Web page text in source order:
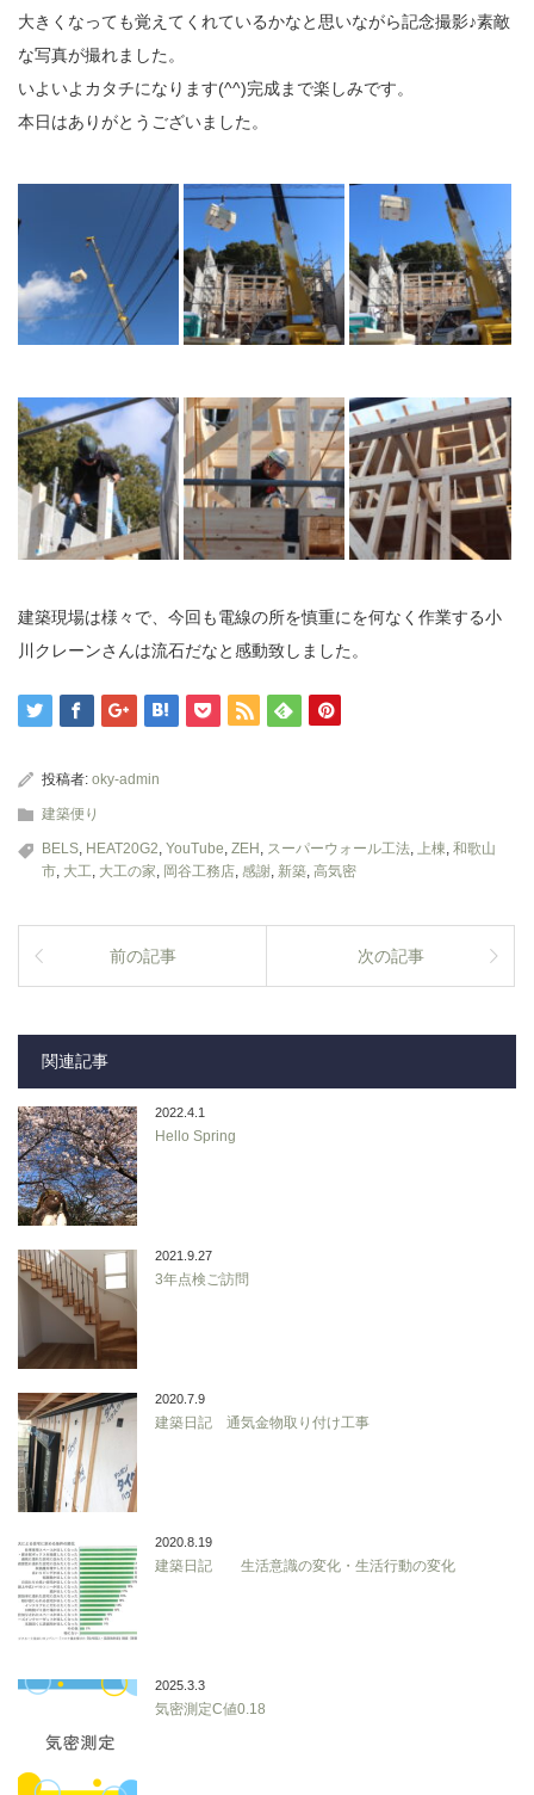
大きくなっても覚えてくれているかなと思いながら記念撮影♪素敵
な写真が撮れました。
いよいよカタチになります(^^)完成まで楽しみです。
本日はありがとうございました。
建築現場は様々で、今回も電線の所を慎重にを何なく作業する小
川クレーンさんは流石だなと感動致しました。
投稿者: oky-admin
建築便り
BELS HEAT20G2 YouTube ZEH スーパーウォール工法 上棟 和歌山
市 大工 大工の家 岡谷工務店 感謝 新築 高気密
前の記事 次の記事
関連記事
2022.4.1
Hello Spring
2021.9.27
3年点検ご訪問
2020.7.9
建築日記 通気金物取り付け工事
2020.8.19
建築日記 生活意識の変化・生活行動の変化
2025.3.3
気密測定C値0.18